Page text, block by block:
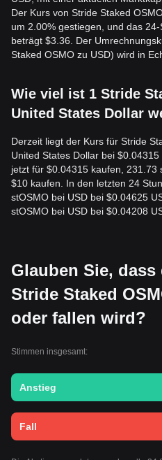
Der Kurs von Stride Staked
um 2.00% gestiegen, und das
beträgt $3.36. Der
Staked OSMO zu USD) wird in
Wie viel ist 1 Stride
United States Dollar
Derzeit liegt der Kurs für Stride
United States Dollar bei
jetzt für $0.04315 kaufen, 231.73
$10 kaufen. In den letzten 24
stOSMO bei USD bei $0.04625
stOSMO bei USD bei $0.04208
Glauben Sie,
Stride Staked
oder fallen wird?
Stimmen insgesamt:
Anstieg
Fall